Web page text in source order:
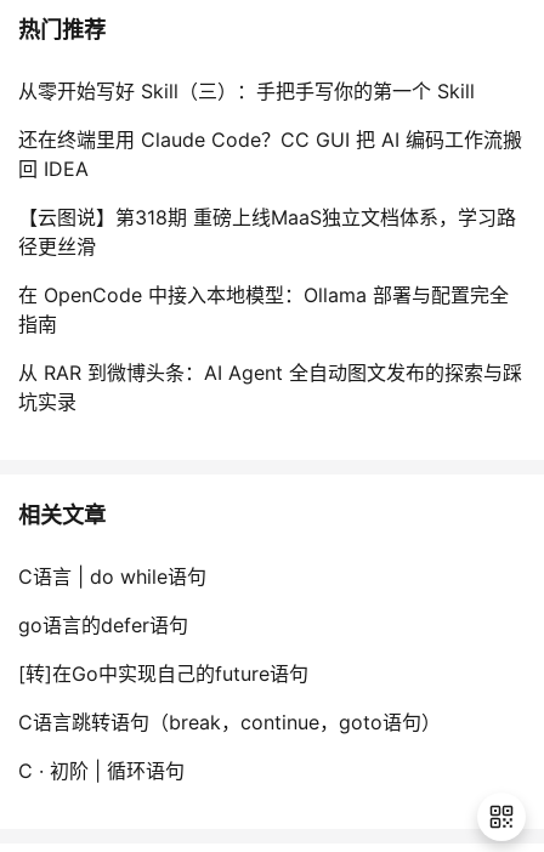
热门推荐
从零开始写好 Skill（三）：手把手写你的第一个 Skill
还在终端里用 Claude Code？CC GUI 把 AI 编码工作流搬
回 IDEA
【云图说】第318期 重磅上线MaaS独立文档体系，学习路
径更丝滑
在 OpenCode 中接入本地模型：Ollama 部署与配置完全
指南
从 RAR 到微博头条：AI Agent 全自动图文发布的探索与踩
坑实录
相关文章
C语言 | do while语句
go语言的defer语句
[转]在Go中实现自己的future语句
C语言跳转语句（break，continue，goto语句）
C · 初阶 | 循环语句